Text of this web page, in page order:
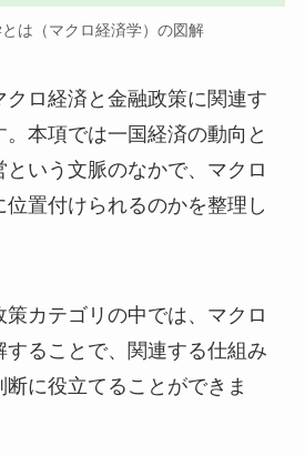
は（マクロ経済学）の図解
クロ経済と金融政策に関連す
本項では一国経済の動向と
いう文脈のなかで、マクロ
置付けられるのかを整理し
カテゴリの中では、マクロ
ることで、関連する仕組み
に役立てることができま